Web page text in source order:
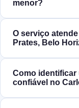
menor?
O serviço
Prates, Belo
Como
confiável no